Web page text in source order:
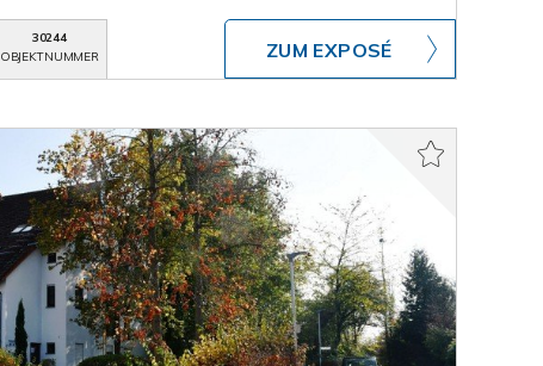
30244
OBJEKTNUMMER
ZUM EXPOSÉ